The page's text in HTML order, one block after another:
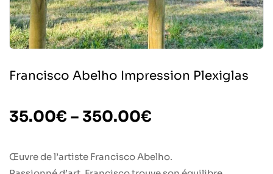
Francisco Abelho Impression Plexiglas
35.00€ – 350.00€
Œuvre de l’artiste Francisco Abelho.